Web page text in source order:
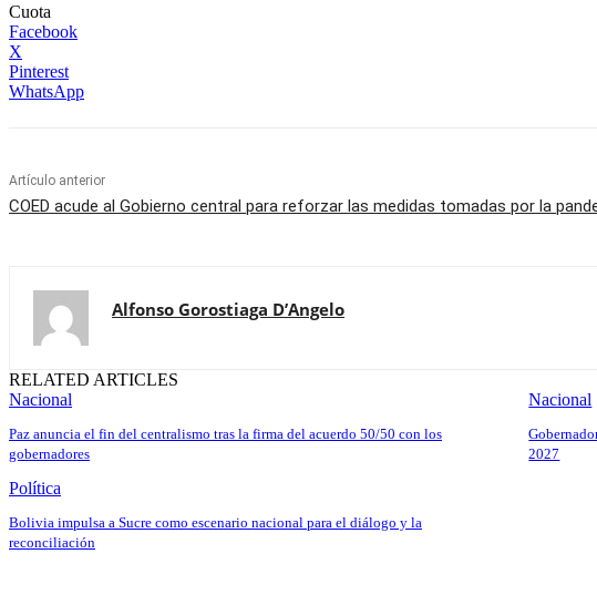
Cuota
Facebook
X
Pinterest
WhatsApp
Artículo anterior
COED acude al Gobierno central para reforzar las medidas tomadas por la
Alfonso Gorostiaga D’Angelo
RELATED ARTICLES
Nacional
Paz anuncia el fin del centralismo tras la firma del acuerdo 50/50 con los
gobernadores
Nacional
2027
Política
Bolivia impulsa a Sucre como escenario nacional para el diálogo y la
reconciliación